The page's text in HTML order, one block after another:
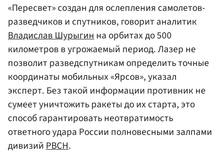
«Пересвет» создан для ослепления самолетов-
разведчиков и спутников, говорит аналитик
Владислав Шурыгинна орбитах до 500
километров в угрожаемый период. Лазер не
позволит разведспутникам определить точные
координаты мобильных «Ярсов», указал
эксперт. Без такой информации противник не
сумеет уничтожить ракеты до их старта, это
способ гарантировать неотвратимость
ответного удара России полновесными залпами
дивизийРВСН.